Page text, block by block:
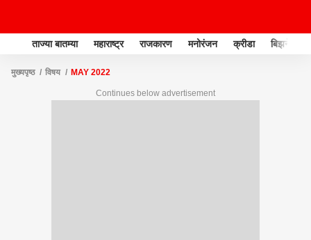
ताज्या बातम्या महाराष्ट्र राजकारण मनोरंजन क्रीडा बिझनेस
मुख्यपृष्ठ विषय MAY 2022
Continues below advertisement